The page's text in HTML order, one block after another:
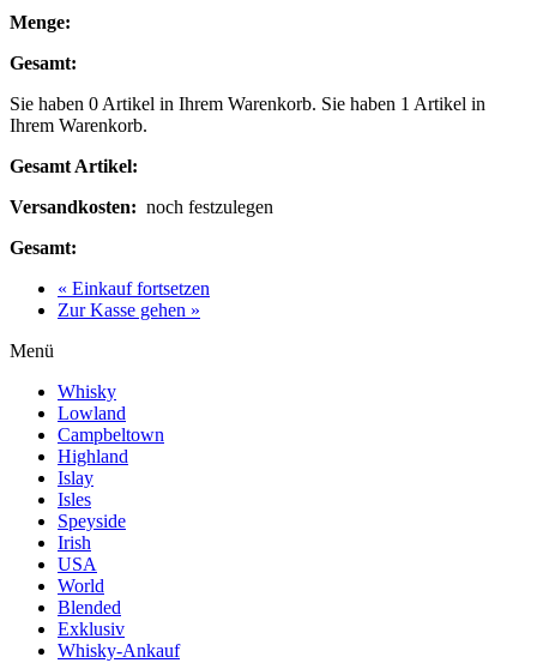
Menge:
Gesamt:
Sie haben 0 Artikel in Ihrem Warenkorb. Sie haben 1 Artikel in
Ihrem Warenkorb.
Gesamt Artikel:
Versandkosten: noch festzulegen
Gesamt:
« Einkauf fortsetzen
Zur Kasse gehen »
Menü
Whisky
Lowland
Campbeltown
Highland
Islay
Isles
Speyside
Irish
USA
World
Blended
Exklusiv
Whisky-Ankauf